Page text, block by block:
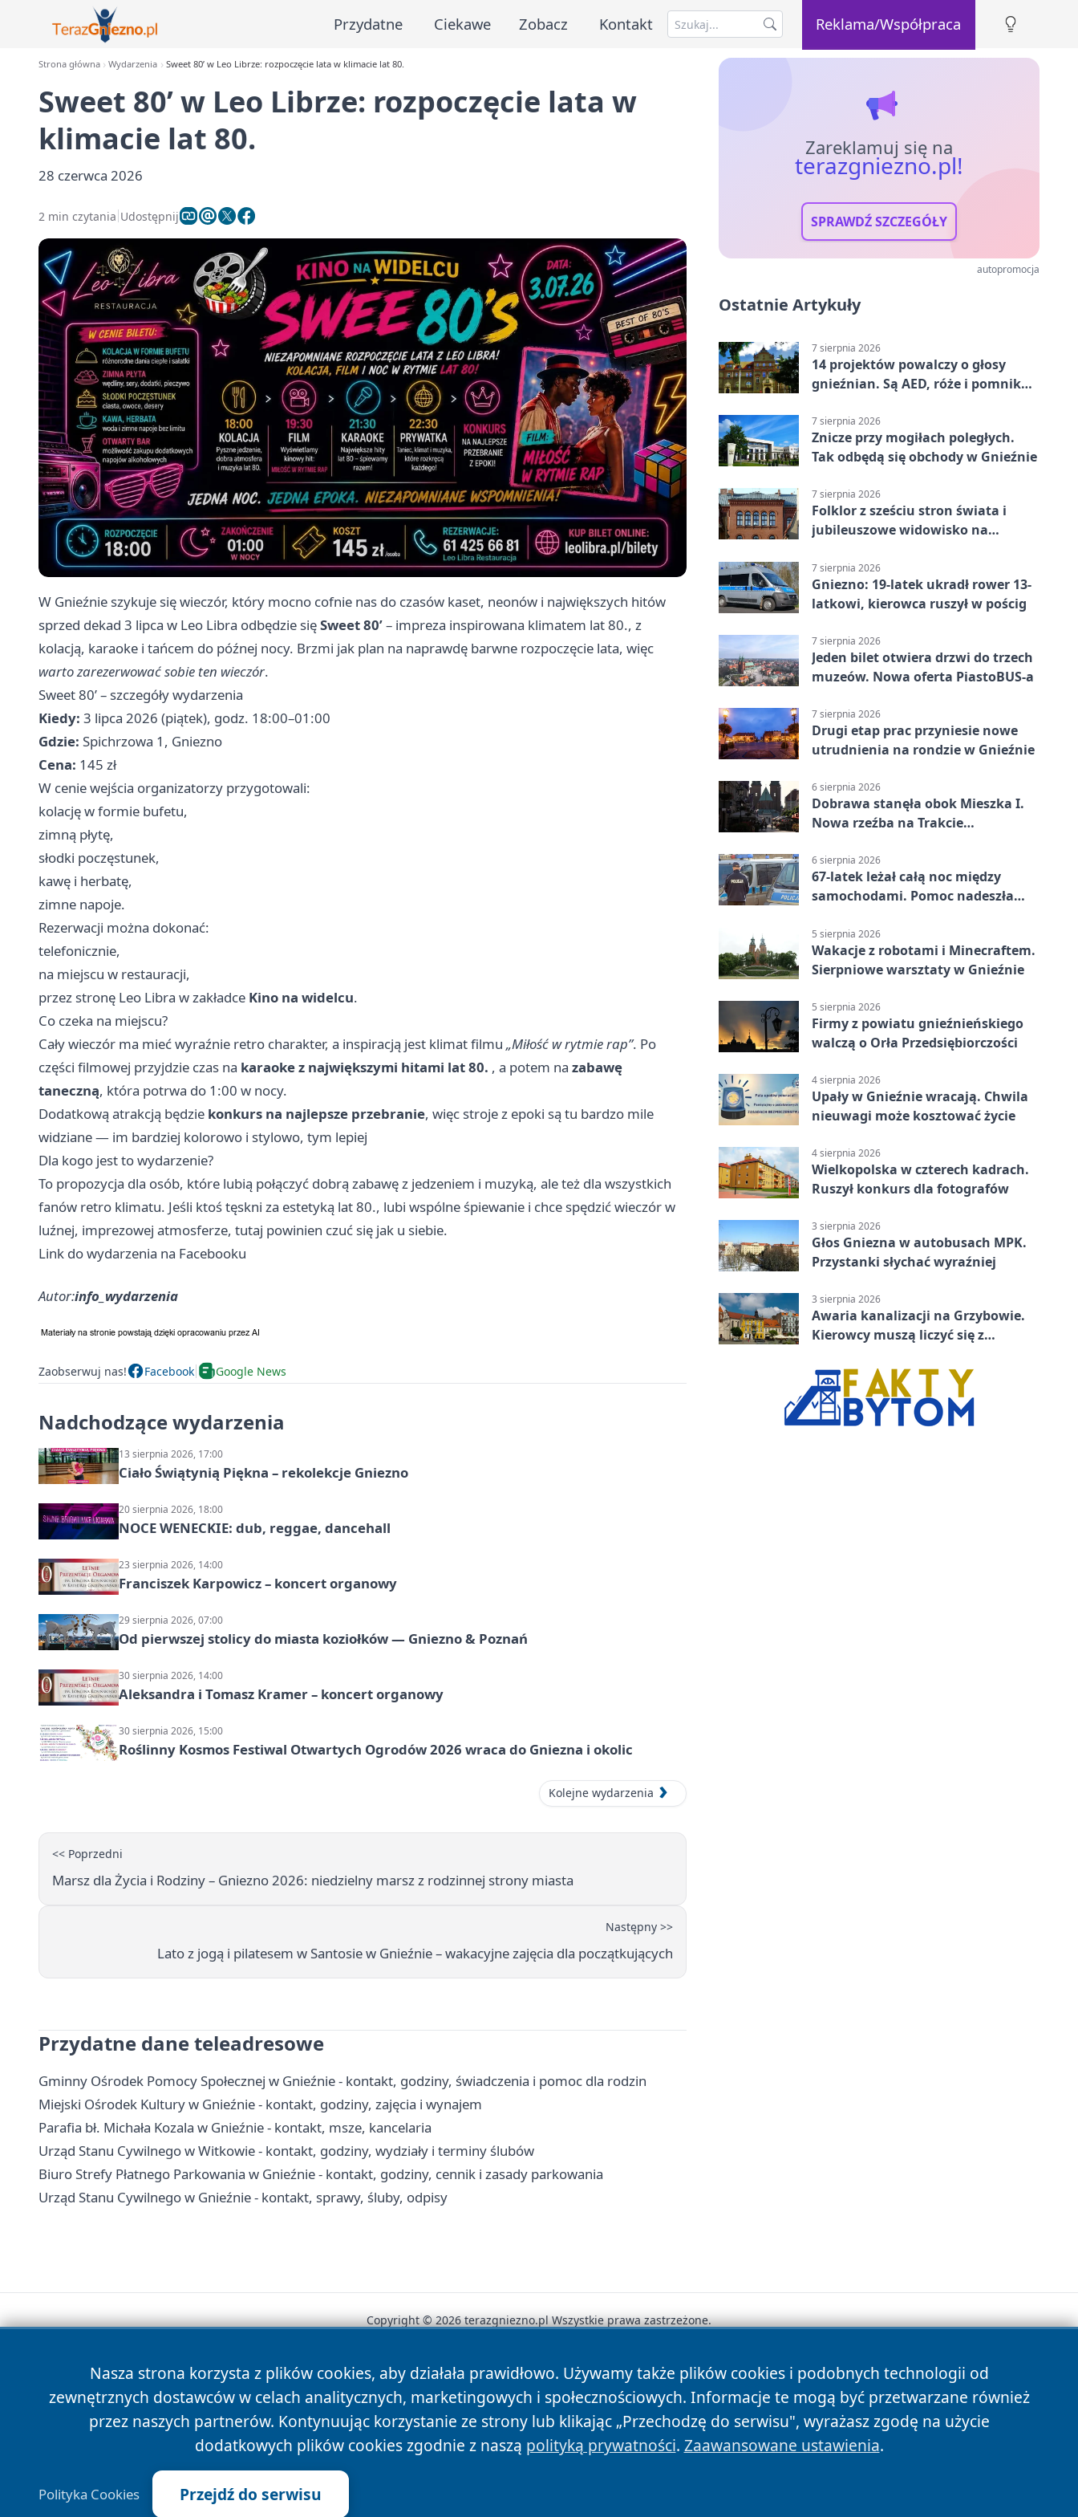
Przydatne Ciekawe Zobacz Kontakt Reklama/Współpraca
Strona główna Wydarzenia Sweet 80’ w Leo Librze: rozpoczęcie lata w klimacie lat 80.
Sweet 80’ w Leo Librze: rozpoczęcie lata w
klimacie lat 80.
28 czerwca 2026
2 min czytania Udostępnij
W Gnieźnie szykuje się wieczór, który mocno cofnie nas do czasów kaset, neonów i największych hitów
sprzed dekad 3 lipca w Leo Libra odbędzie sięSweet 80’– impreza inspirowana klimatem lat 80., z
kolacją, karaoke i tańcem do późnej nocy. Brzmi jak plan na naprawdę barwne rozpoczęcie lata, więc
warto zarezerwować sobie ten wieczór.
Sweet 80’ – szczegóły wydarzenia
Kiedy: 3 lipca 2026 (piątek), godz. 18:00–01:00
Gdzie: Spichrzowa 1, Gniezno
Cena: 145 zł
W cenie wejścia organizatorzy przygotowali:
kolację w formie bufetu,
zimną płytę,
słodki poczęstunek,
kawę i herbatę,
zimne napoje.
Rezerwacji można dokonać:
telefonicznie,
na miejscu w restauracji,
przez stronę Leo Libra w zakładce Kino na widelcu.
Co czeka na miejscu?
Cały wieczór ma mieć wyraźnie retro charakter, a inspiracją jest klimat filmu „Miłość w rytmie rap”. Po
części filmowej przyjdzie czas na karaoke z największymi hitami lat 80. , a potem na zabawę
taneczną, która potrwa do 1:00 w nocy.
Dodatkową atrakcją będzie konkurs na najlepsze przebranie, więc stroje z epoki są tu bardzo mile
widziane — im bardziej kolorowo i stylowo, tym lepiej
Dla kogo jest to wydarzenie?
To propozycja dla osób, które lubią połączyć dobrą zabawę z jedzeniem i muzyką, ale też dla wszystkich
fanów retro klimatu. Jeśli ktoś tęskni za estetyką lat 80., lubi wspólne śpiewanie i chce spędzić wieczór w
luźnej, imprezowej atmosferze, tutaj powinien czuć się jak u siebie.
Link do wydarzenia na Facebooku
Autor:info_wydarzenia
Zaobserwuj nas! Facebook Google News
Nadchodzące wydarzenia
13 sierpnia 2026, 17:00
Ciało Świątynią Piękna – rekolekcje Gniezno
20 sierpnia 2026, 18:00
NOCE WENECKIE: dub, reggae, dancehall
23 sierpnia 2026, 14:00
Franciszek Karpowicz – koncert organowy
29 sierpnia 2026, 07:00
Od pierwszej stolicy do miasta koziołków — Gniezno & Poznań
30 sierpnia 2026, 14:00
Aleksandra i Tomasz Kramer – koncert organowy
30 sierpnia 2026, 15:00
Roślinny Kosmos Festiwal Otwartych Ogrodów 2026 wraca do Gniezna i okolic
Kolejne wydarzenia
<< Poprzedni
Marsz dla Życia i Rodziny – Gniezno 2026: niedzielny marsz z rodzinnej strony miasta
Następny >>
Lato z jogą i pilatesem w Santosie w Gnieźnie – wakacyjne zajęcia dla początkujących
Przydatne dane teleadresowe
Gminny Ośrodek Pomocy Społecznej w Gnieźnie - kontakt, godziny, świadczenia i pomoc dla rodzin
Miejski Ośrodek Kultury w Gnieźnie - kontakt, godziny, zajęcia i wynajem
Parafia bł. Michała Kozala w Gnieźnie - kontakt, msze, kancelaria
Urząd Stanu Cywilnego w Witkowie - kontakt, godziny, wydziały i terminy ślubów
Biuro Strefy Płatnego Parkowania w Gnieźnie - kontakt, godziny, cennik i zasady parkowania
Urząd Stanu Cywilnego w Gnieźnie - kontakt, sprawy, śluby, odpisy
Zareklamuj się na
terazgniezno.pl!
SPRAWDŹ SZCZEGÓŁY
autopromocja
Ostatnie Artykuły
7 sierpnia 2026
14 projektów powalczy o głosy
gnieźnian. Są AED, róże i pomnik
7 sierpnia 2026
Znicze przy mogiłach poległych.
Tak odbędą się obchody w Gnieźnie
7 sierpnia 2026
Folklor z sześciu stron świata i
jubileuszowe widowisko na
7 sierpnia 2026
Gniezno: 19-latek ukradł rower 13-
latkowi, kierowca ruszył w pościg
7 sierpnia 2026
Jeden bilet otwiera drzwi do trzech
muzeów. Nowa oferta PiastoBUS-a
7 sierpnia 2026
Drugi etap prac przyniesie nowe
utrudnienia na rondzie w Gnieźnie
6 sierpnia 2026
Dobrawa stanęła obok Mieszka I.
Nowa rzeźba na Trakcie
6 sierpnia 2026
67-latek leżał całą noc między
samochodami. Pomoc nadeszła
5 sierpnia 2026
Wakacje z robotami i Minecraftem.
Sierpniowe warsztaty w Gnieźnie
5 sierpnia 2026
Firmy z powiatu gnieźnieńskiego
walczą o Orła Przedsiębiorczości
4 sierpnia 2026
Upały w Gnieźnie wracają. Chwila
nieuwagi może kosztować życie
4 sierpnia 2026
Wielkopolska w czterech kadrach.
Ruszył konkurs dla fotografów
3 sierpnia 2026
Głos Gniezna w autobusach MPK.
Przystanki słychać wyraźniej
3 sierpnia 2026
Awaria kanalizacji na Grzybowie.
Kierowcy muszą liczyć się z
Nasza strona korzysta z plików cookies, aby działała prawidłowo. Używamy także plików cookies i podobnych technologii od
zewnętrznych dostawców w celach analitycznych, marketingowych i społecznościowych. Informacje te mogą być przetwarzane również
przez naszych partnerów. Kontynuując korzystanie ze strony lub klikając „Przechodzę do serwisu", wyrażasz zgodę na użycie
dodatkowych plików cookies zgodnie z naszą polityką prywatności. Zaawansowane ustawienia.
Polityka Cookies Przejdź do serwisu
Copyright © 2026 terazgniezno.pl Wszystkie prawa zastrzeżone.
News Autorzy Polityka Prywatności Polityka Cookies